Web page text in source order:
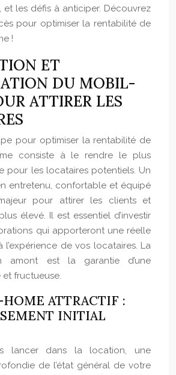
et les défis à anticiper. Découvrez
pour optimiser la rentabilité de
!
ET
DU MOBIL-
ATTIRER LES
pour optimiser la rentabilité de
consiste à le rendre le plus
pour les locataires potentiels. Un
entretenu, confortable et équipé
pour attirer les clients et
élevé. Il est essentiel d’investir
qui apporteront une réelle
l’expérience de vos locataires. La
amont est la garantie d’une
fructueuse.
ATTRACTIF :
INITIAL
lancer dans la location, une
de l’état général de votre